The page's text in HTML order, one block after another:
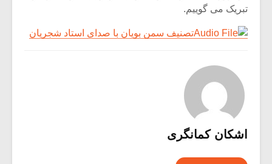
تبریک می گوییم.
تصنیف سمن بویان با صدای استاد شجریان
اشکان کمانگرییادداشتی بر موسیقی